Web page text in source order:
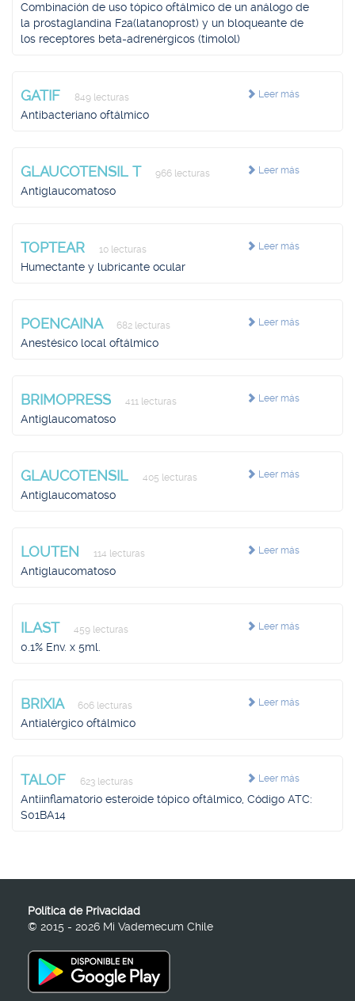
Combinación de uso tópico oftálmico de un análogo de
la prostaglandina F2a(latanoprost) y un bloqueante de
los receptores beta-adrenérgicos (timolol)
Leer más
GATIF 849 lecturas
Antibacteriano oftálmico
Leer más
GLAUCOTENSIL T 966 lecturas
Antiglaucomatoso
Leer más
TOPTEAR 10 lecturas
Humectante y lubricante ocular
Leer más
POENCAINA 682 lecturas
Anestésico local oftálmico
Leer más
BRIMOPRESS 411 lecturas
Antiglaucomatoso
Leer más
GLAUCOTENSIL 405 lecturas
Antiglaucomatoso
Leer más
LOUTEN 114 lecturas
Antiglaucomatoso
Leer más
ILAST 459 lecturas
0.1% Env. x 5ml.
Leer más
BRIXIA 606 lecturas
Antialérgico oftálmico
Leer más
TALOF 623 lecturas
Antiinflamatorio esteroide tópico oftálmico, Código ATC:
S01BA14
Política de Privacidad
© 2015 - 2026 Mi Vademecum Chile